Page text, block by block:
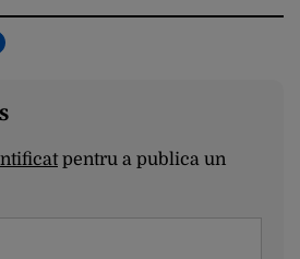
pentru a publica un